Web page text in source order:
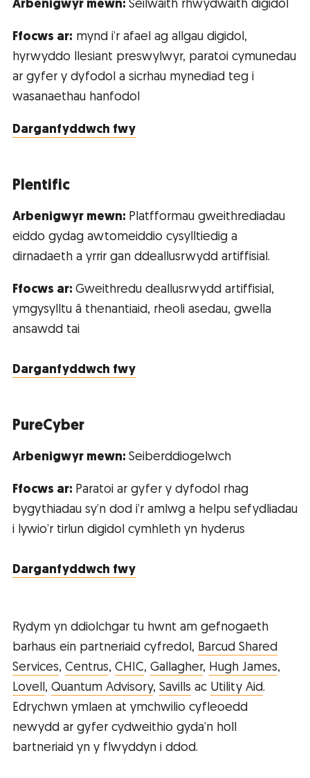
Arbenigwyr mewn: Seilwaith rhwydwaith digidol
Ffocws ar: mynd i’r afael ag allgau digidol,
hyrwyddo llesiant preswylwyr, paratoi cymunedau
ar gyfer y dyfodol a sicrhau mynediad teg i
wasanaethau hanfodol
Darganfyddwch fwy
Plentific
Arbenigwyr mewn: Platfformau gweithrediadau
eiddo gydag awtomeiddio cysylltiedig a
dirnadaeth a yrrir gan ddeallusrwydd artiffisial.
Ffocws ar: Gweithredu deallusrwydd artiffisial,
ymgysylltu â thenantiaid, rheoli asedau, gwella
ansawdd tai
Darganfyddwch fwy
PureCyber
Arbenigwyr mewn: Seiberddiogelwch
Ffocws ar: Paratoi ar gyfer y dyfodol rhag
bygythiadau sy’n dod i’r amlwg a helpu sefydliadau
i lywio’r tirlun digidol cymhleth yn hyderus
Darganfyddwch fwy
Rydym yn ddiolchgar tu hwnt am gefnogaeth
barhaus ein partneriaid cyfredol, Barcud Shared
Services, Centrus, CHIC, Gallagher, Hugh James,
Lovell, Quantum Advisory, Savills ac Utility Aid.
Edrychwn ymlaen at ymchwilio cyfleoedd
newydd ar gyfer cydweithio gyda’n holl
bartneriaid yn y flwyddyn i ddod.